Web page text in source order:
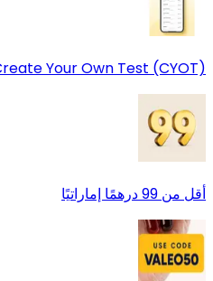
Your Own Test (CYOT)
أقل من 99 درهمًا إماراتيًا